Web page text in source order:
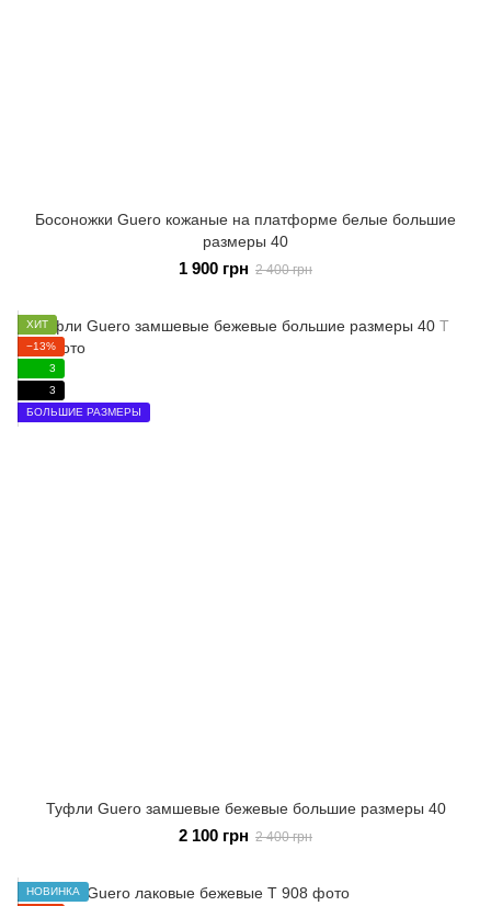
Босоножки Guero кожаные на платформе белые большие
размеры 40
1 900 грн 2 400 грн
ХИТ
−13%
3
3
БОЛЬШИЕ РАЗМЕРЫ
Туфли Guero замшевые бежевые большие размеры 40
2 100 грн 2 400 грн
НОВИНКА